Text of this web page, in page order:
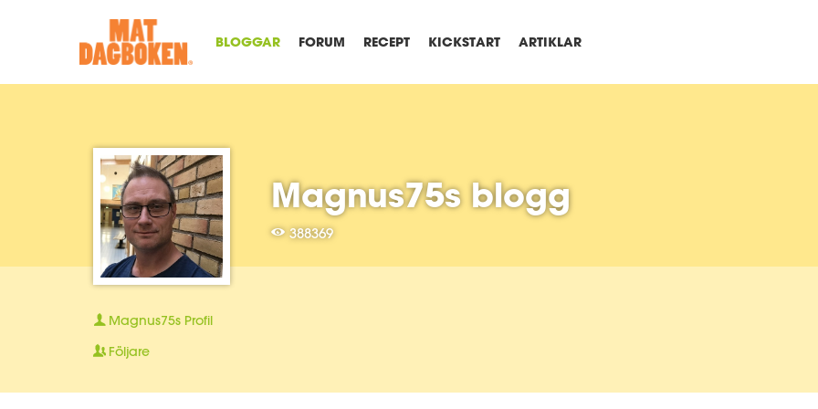
BLOGGAR FORUM RECEPT KICKSTART ARTIKLAR
Magnus75s blogg
388369
Magnus75s Profil
Följare